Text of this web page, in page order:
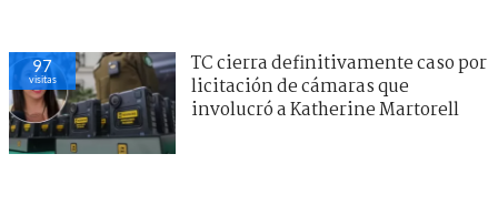
97
visitas
TC cierra definitivamente caso por
licitación de cámaras que
involucró a Katherine Martorell